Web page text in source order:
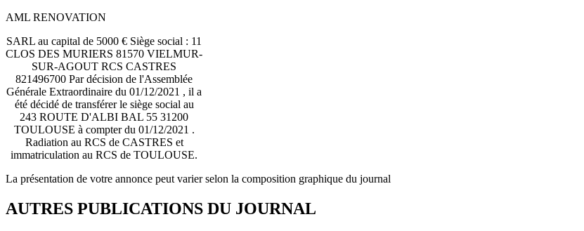
AML RENOVATION
SARL au capital de 5000 € Siège social : 11
CLOS DES MURIERS 81570 VIELMUR-
SUR-AGOUT RCS CASTRES
821496700 Par décision de l'Assemblée
Générale Extraordinaire du 01/12/2021 , il a
été décidé de transférer le siège social au
243 ROUTE D'ALBI BAL 55 31200
TOULOUSE à compter du 01/12/2021 .
Radiation au RCS de CASTRES et
immatriculation au RCS de TOULOUSE.
La présentation de votre annonce peut varier selon la composition graphique du journal
AUTRES PUBLICATIONS DU JOURNAL